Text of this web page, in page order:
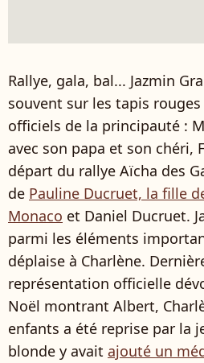
Rallye, gala, bal... Jazmin
souvent sur les tapis
officiels de la principauté :
avec son papa et son chéri,
départ du rallye Aïcha des
de Pauline Ducruet, la fille
Monaco et Daniel Ducruet.
parmi les éléments
déplaise à Charlène.
représentation officielle
Noël montrant Albert,
enfants a été reprise par la
blonde y avait ajouté un